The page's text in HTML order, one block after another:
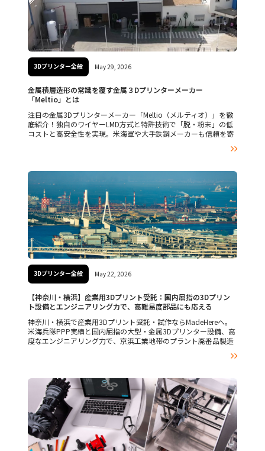
3Dプリンター全般 May 29, 2026
金属積層造形の常識を覆す金属３Dプリンターメーカー
「Meltio」とは
注目の金属3Dプリンターメーカー「Meltio（メルティオ）」を徹
底紹介！独自のワイヤーLMD方式と特許技術で「脱・粉末」の低
コストと高安全性を実現。米海軍や大手鉄鋼メーカーも信頼を寄

3Dプリンター全般 May 22, 2026
【神奈川・横浜】産業用3Dプリント受託：国内屈指の3Dプリン
ト設備とエンジニアリング力で、高難易度部品にも応える
神奈川・横浜で産業用3Dプリント受託・試作ならMadeHereへ。
米海兵隊PPP実績と国内屈指の大型・金属3Dプリンター設備、高
度なエンジニアリング力で、京浜工業地帯のプラント廃番品製造
